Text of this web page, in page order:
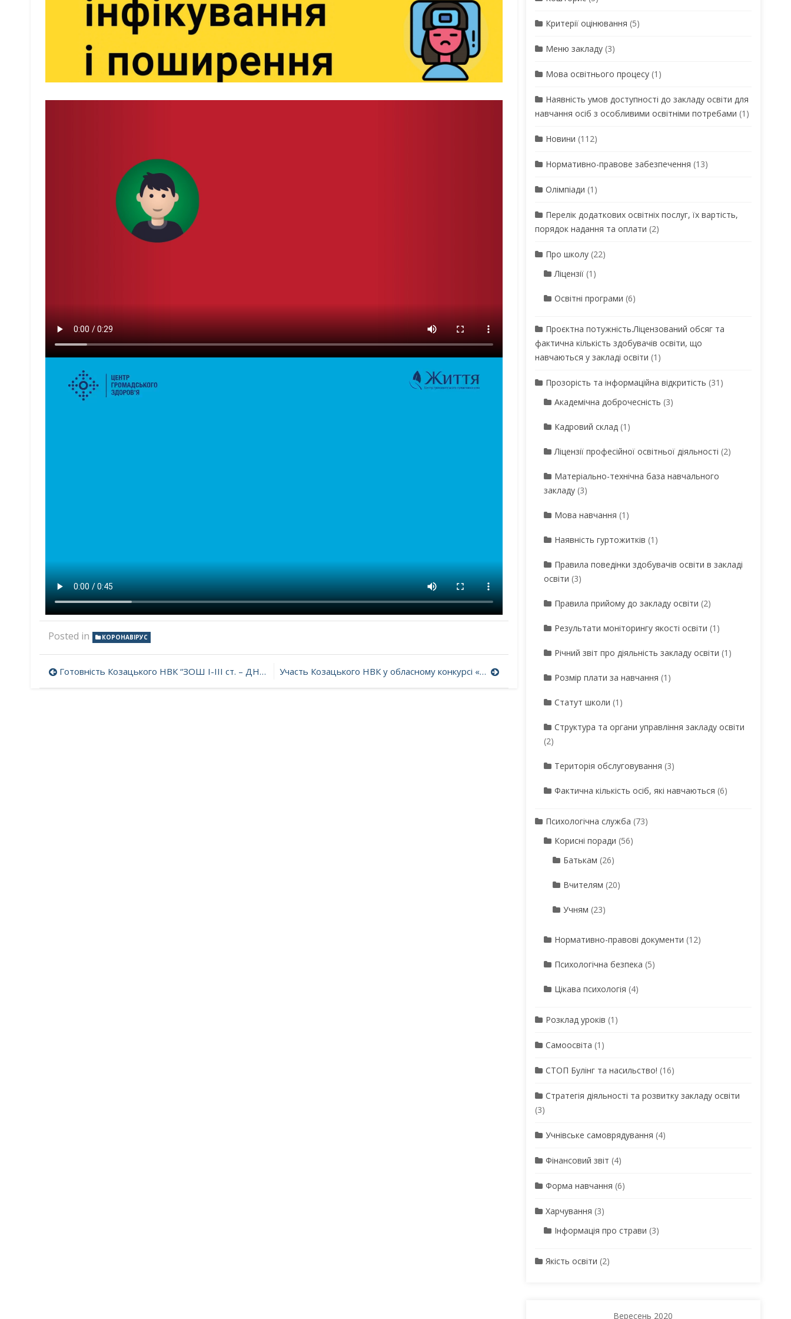
Posted in КОРОНАВІРУС
Навігація
записів
Готовність Козацького НВК “ЗОШ І-ІІІ ст. – ДНЗ” до початку нового 2020-2021 навчального року Участь Козацького НВК у обласному конкурсі «Найкращий кабінет початкових класів»
Критерії оцінювання (5)
Меню закладу(3)
Мова освітнього процесу(1)
Наявність умов доступності до закладу освіти для
навчання осіб з особливими освітніми потребами (1)
Новини (112)
Нормативно-правове забезпечення (13)
Олімпіади (1)
Перелік додаткових освітніх послуг, їх вартість,
порядок надання та оплати (2)
Про школу(22)
Ліцензії(1)
Освітні програми (6)
Проєктна потужність.Ліцензований обсяг та
фактична кількість здобувачів освіти, що
навчаються у закладі освіти (1)
Прозорість та інформаційна відкритість (31)
Академічна доброчесність (3)
Кадровий склад(1)
Ліцензії професійної освітньої діяльності (2)
Матеріально-технічна база навчального
закладу(3)
Мова навчання (1)
Наявність гуртожитків (1)
Правила поведінки здобувачів освіти в закладі
освіти (3)
Правила прийому до закладу освіти (2)
Результати моніторингу якості освіти (1)
Річний звіт про діяльність закладу освіти (1)
Розмір плати за навчання (1)
Статут школи (1)
Структура та органи управління закладу освіти
(2)
Територія обслуговування (3)
Фактична кількість осіб, які навчаються (6)
Психологічна служба (73)
Корисні поради (56)
Батькам (26)
Вчителям (20)
Учням (23)
Нормативно-правові документи (12)
Психологічна безпека (5)
Цікава психологія (4)
Розклад уроків (1)
Самоосвіта (1)
СТОП Булінг та насильство! (16)
Стратегія діяльності та розвитку закладу освіти
(3)
Учнівське самоврядування (4)
Фінансовий звіт (4)
Форма навчання (6)
Харчування (3)
Інформація про страви (3)
Якість освіти (2)
Вересень 2020